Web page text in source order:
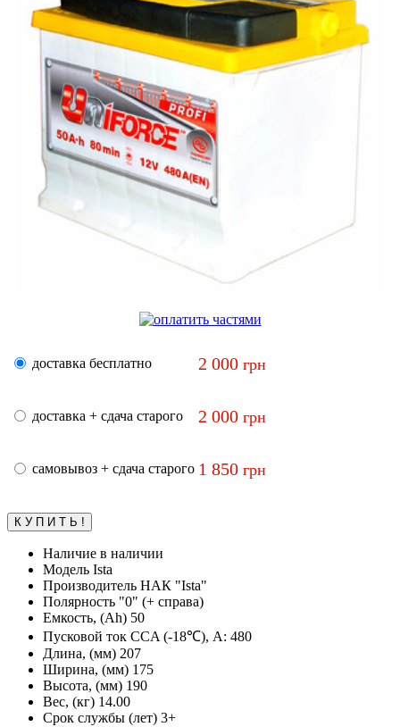
доставка бесплатно 2 000 грн
доставка + сдача старого 2 000 грн
самовывоз + сдача старого 1 850 грн
Наличие в наличии
Модель Ista
Производитель НАК "Ista"
Полярность "0" (+ справа)
Емкость, (Ah) 50
Пусковой ток CCA (-18℃), А: 480
Длина, (мм) 207
Ширина, (мм) 175
Высота, (мм) 190
Вес, (кг) 14.00
Срок службы (лет) 3+